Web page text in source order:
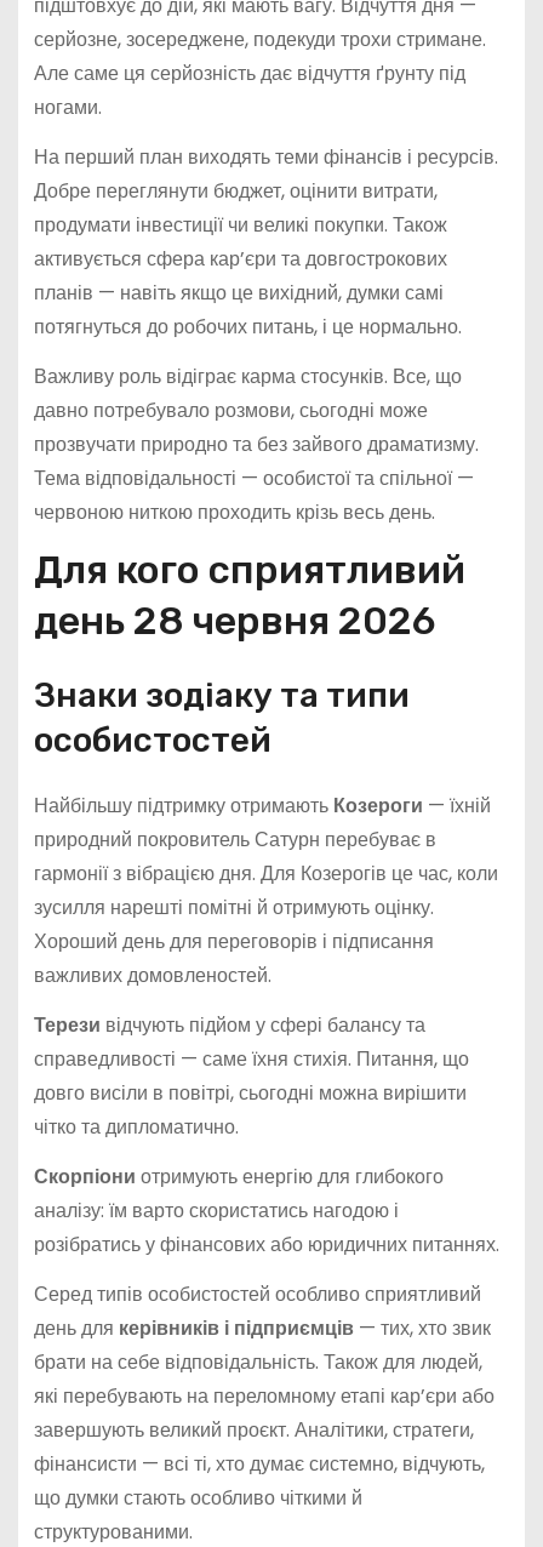
серйозне, зосереджене, подекуди трохи стримане.
Але саме ця серйозність дає відчуття ґрунту під
ногами.
На перший план виходять теми фінансів і ресурсів.
Добре переглянути бюджет, оцінити витрати,
продумати інвестиції чи великі покупки. Також
активується сфера кар’єри та довгострокових
планів — навіть якщо це вихідний, думки самі
потягнуться до робочих питань, і це нормально.
Важливу роль відіграє карма стосунків. Все, що
давно потребувало розмови, сьогодні може
прозвучати природно та без зайвого драматизму.
Тема відповідальності — особистої та спільної —
червоною ниткою проходить крізь весь день.
Для кого сприятливий
день 28 червня 2026
Знаки зодіаку та типи
особистостей
Найбільшу підтримку отримають Козероги — їхній
природний покровитель Сатурн перебуває в
гармонії з вібрацією дня. Для Козерогів це час, коли
зусилля нарешті помітні й отримують оцінку.
Хороший день для переговорів і підписання
важливих домовленостей.
Терези відчують підйом у сфері балансу та
справедливості — саме їхня стихія. Питання, що
довго висіли в повітрі, сьогодні можна вирішити
чітко та дипломатично.
Скорпіони отримують енергію для глибокого
аналізу: їм варто скористатись нагодою і
розібратись у фінансових або юридичних питаннях.
Серед типів особистостей особливо сприятливий
день для керівників і підприємців— тих, хто звик
брати на себе відповідальність. Також для людей,
які перебувають на переломному етапі кар’єри або
завершують великий проєкт. Аналітики, стратеги,
фінансисти — всі ті, хто думає системно, відчують,
що думки стають особливо чіткими й
структурованими.